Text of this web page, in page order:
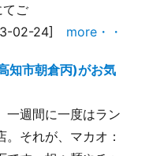
ご
02-24] more・・
知市朝倉丙)がお気
一週間に一度はラン
。それが、マカオ：